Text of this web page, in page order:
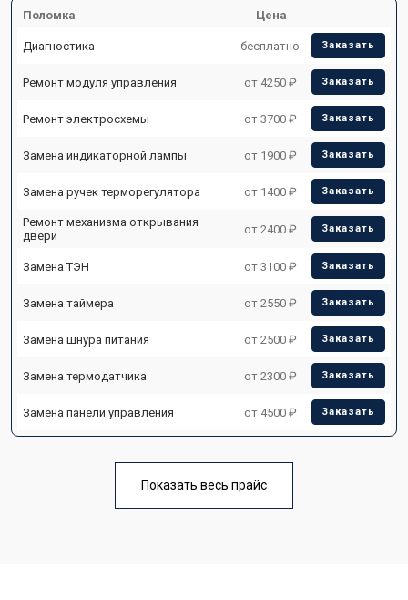
Поломка Цена
Диагностика бесплатно Заказать
Ремонт модуля управления от 4250 ₽ Заказать
Ремонт электросхемы от 3700 ₽ Заказать
Замена индикаторной лампы от 1900 ₽ Заказать
Замена ручек терморегулятора от 1400 ₽ Заказать
Ремонт механизма открывания
двери
от 2400 ₽ Заказать
Замена ТЭН от 3100 ₽ Заказать
Замена таймера от 2550 ₽ Заказать
Замена шнура питания от 2500 ₽ Заказать
Замена термодатчика от 2300 ₽ Заказать
Замена панели управления от 4500 ₽ Заказать
Показать весь прайс